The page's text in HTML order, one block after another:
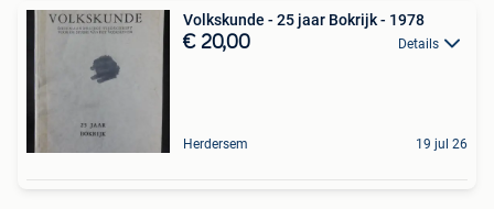
Volkskunde - 25 jaar Bokrijk - 1978
€ 20,00 Details
Herdersem 19 jul 26